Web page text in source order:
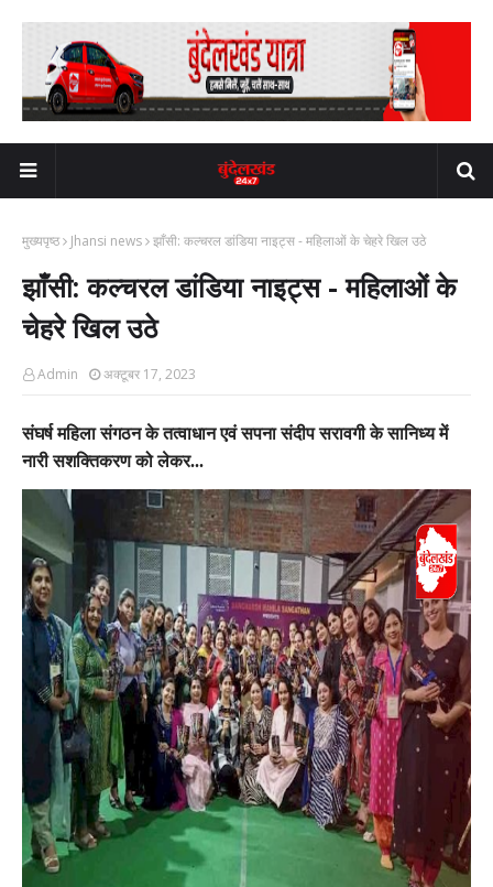
मुख्यपृष्ठ Jhansi news झाँसी: कल्चरल डांडिया नाइट्स - महिलाओं के चेहरे खिल उठे
झाँसी: कल्चरल डांडिया नाइट्स - महिलाओं के
चेहरे खिल उठे
Admin अक्टूबर 17, 2023
संघर्ष महिला संगठन के तत्वाधान एवं सपना संदीप सरावगी के सानिध्य में
नारी सशक्तिकरण को लेकर...